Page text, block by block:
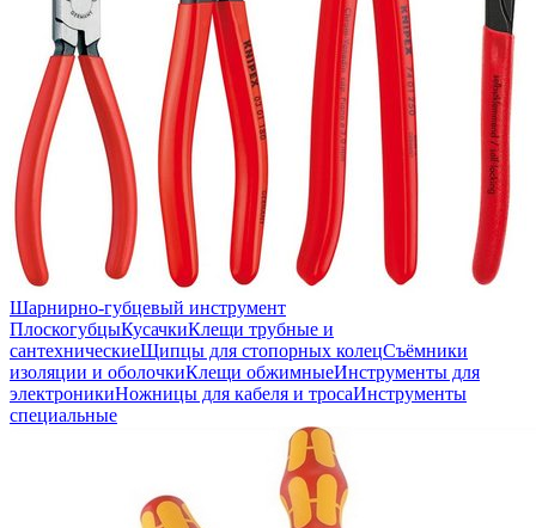
Шарнирно-губцевый инструмент
ПлоскогубцыКусачкиКлещи трубные и
сантехническиеЩипцы для стопорных колецСъёмники
изоляции и оболочкиКлещи обжимныеИнструменты для
электроникиНожницы для кабеля и тросаИнструменты
специальные